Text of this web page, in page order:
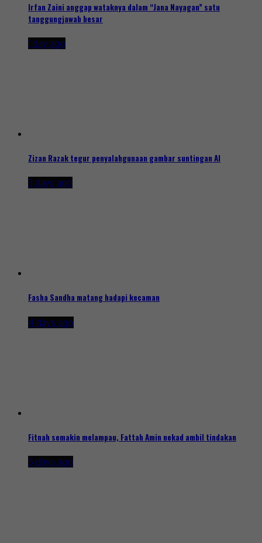
Irfan Zaini anggap wataknya dalam “Jana Nayagan” satu
tanggungjawab besar
1 day ago
Zizan Razak tegur penyalahgunaan gambar suntingan AI
3 days ago
Fasha Sandha matang hadapi kecaman
4 days ago
Fitnah semakin melampau, Fattah Amin nekad ambil tindakan
5 days ago